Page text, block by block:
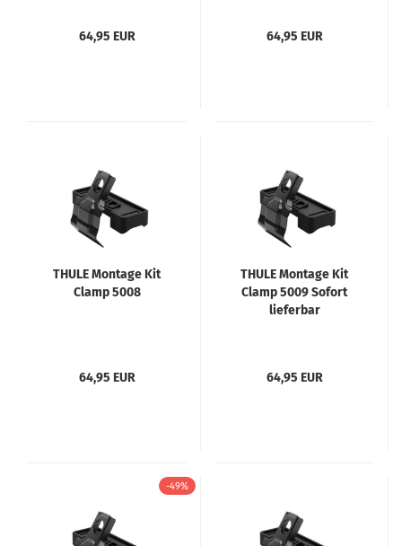
64,95 EUR 64,95 EUR
THULE Montage Kit
Clamp 5008
64,95 EUR
THULE Montage Kit
Clamp 5009 Sofort
lieferbar
64,95 EUR
-49%